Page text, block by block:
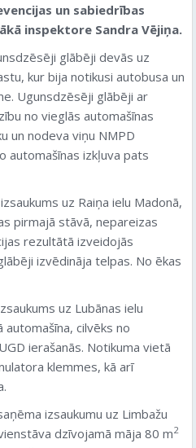
un sabiedrības
inspektore Sandra Vējiņa.
glābēji devās uz
kur bija notikusi autobusa un
Ugunsdzēsēji glābēji ar
no vieglās automašīnas
un nodeva viņu NMPD
automašīnas izkļuva pats
uz Raiņa ielu Madonā,
pirmajā stāvā, nepareizas
rezultātā izveidojās
izvēdināja telpas. No ēkas
uz Lubānas ielu
automašīna, cilvēks no
ierašanās. Notikuma vietā
klemmes, kā arī
izsaukumu uz Limbažu
dzīvojamā māja 80 m2